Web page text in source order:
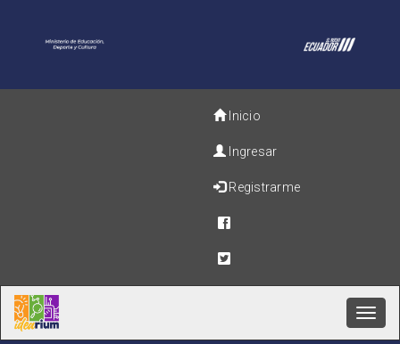
Inicio
Ingresar
Registrarme